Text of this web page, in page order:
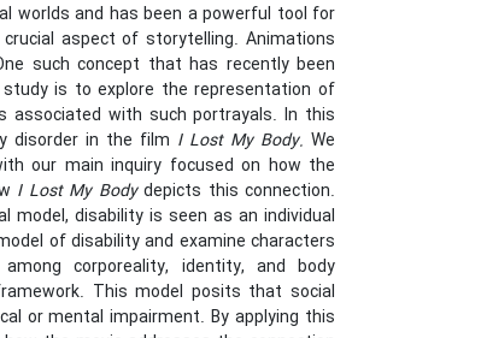
worlds and has been a powerful tool for
aspect of storytelling. Animations
such concept that has recently been
is to explore the representation of
associated with such portrayals. In this
disorder in the film I Lost My Body. We
our main inquiry focused on how the
I Lost My Bodydepicts this connection.
model, disability is seen as an individual
of disability and examine characters
corporeality, identity, and body
This model posits that social
or mental impairment. By applying this